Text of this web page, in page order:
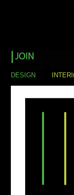
DESIGN